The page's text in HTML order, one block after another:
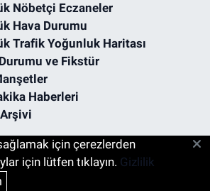
Nöbetçi Eczaneler
Hava Durumu
Trafik Yoğunluk Haritası
ve Fikstür
Haberleri
için çerezlerden
için lütfen tıklayın. Gizlilik